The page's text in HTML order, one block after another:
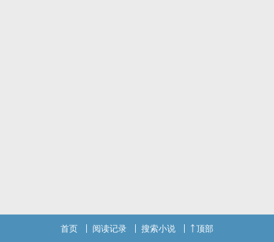
首页 阅读记录 搜索小说 顶部